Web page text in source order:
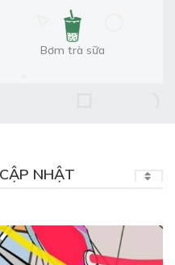
Bơm trà sữa
NHẬT